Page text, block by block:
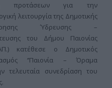
προτάσεων για την
λειτουργία της Δημοτικής
Ύδρευσης –
του Δήμου Παιονίας
κατέθεσε ο Δημοτικός
‘’Παιονία – Όραμα
τελευταία συνεδρίαση του